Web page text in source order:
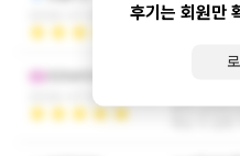
후기는 회원만
2026-07-23 22:53:11
마사지실력이
2026-07-21 18:54:12
유가 있더라